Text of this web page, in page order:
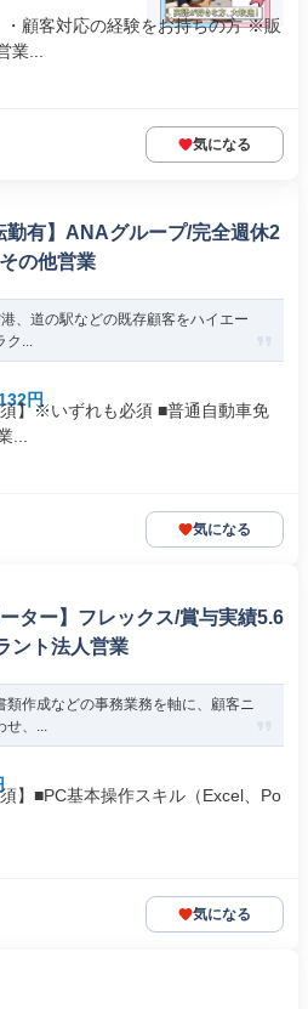
顧客対応の経験をお持ちの方 ※販
業...
気になる
勤有】ANAグループ/完全週休2
の他営業
、道の駅などの既存顧客をハイエー
ク...
円
】※いずれも必須 ■普通自動車免
...
気になる
ター】フレックス/賞与実績5.6
ント法人営業
類作成などの事務業務を軸に、顧客ニ
せ、...
】■PC基本操作スキル（Excel、Po
気になる